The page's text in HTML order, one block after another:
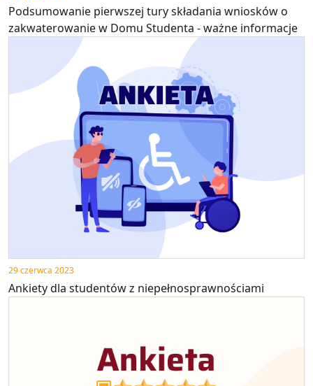
Podsumowanie pierwszej tury składania wniosków o
zakwaterowanie w Domu Studenta - ważne informacje
29 czerwca 2023
Ankiety dla studentów z niepełnosprawnościami